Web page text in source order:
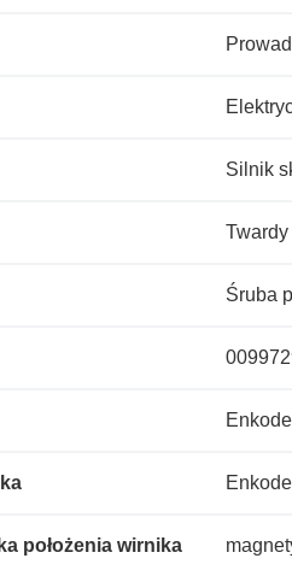
Silnik
Śruba
położenia wirnika